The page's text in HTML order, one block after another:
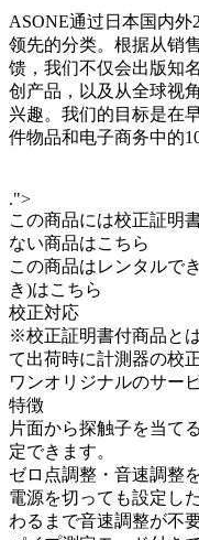
ASONE通过日本国内外
领先的分类。根据从销
馈，我们不仅会出版知
创产品，以及从全球视
兴趣。我们的目标是在
件物品和电子商务中的
.">
この商品には校正証明
ない商品はこちら
この商品はレンタルで
き)はこちら
校正対応
※校正証明書付商品と
て出荷時に計測器の校
ワンオリジナルのサー
特徴
片面から探触子を当て
定できます。
ゼロ点調整・音速調整
電源を切っても設定し
わるまで音速調整が不